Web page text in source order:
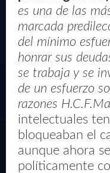
es una de las
marcada
del mínimo
honrar sus
se trabaja y se
de un esfuerzo
razones
intelectuales
bloqueaban el
aunque ahora
políticamente